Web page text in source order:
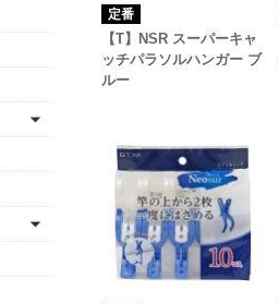
定番
【T】NSR スーパーキャ
ッチパラソルハンガー ブ
ルー